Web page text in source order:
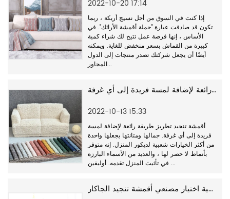
2022-10-20 17:14
إذا كنت في السوق من أجل نسيج أريكة ، ربما
تكون قد صادفت عبارة "جملة أقمشة الأرائك". في
الأساس ، إنها فرصة عمل تتيح لك شراء كمية
كبيرة من القماش بسعر منخفض للغاية. ويمكنه
أيضًا أن يجعل شركتك تصدر منتجات إلى الدول
المجاور...
نسيج المفروشات والتطريز طريقة رائعة لإضافة لمسة فريدة إلى أي غرفة.
2022-10-13 15:33
أقمشة تنجيد تطريز طريقة رائعة لإضافة لمسة
فريدة إلى أي غرفة. جمالها ومتانتها يجعلها واحدة
من أكثر الخيارات شعبية لديكور المنزل. إنه متوفر
بأنماط لا حصر لها ، والعديد من الأسماء البارزة
في تأثيث المنزل تقدمه. أوليفين ...
كيفية اختيار مصنعي أقمشة تنجيد الجاكار